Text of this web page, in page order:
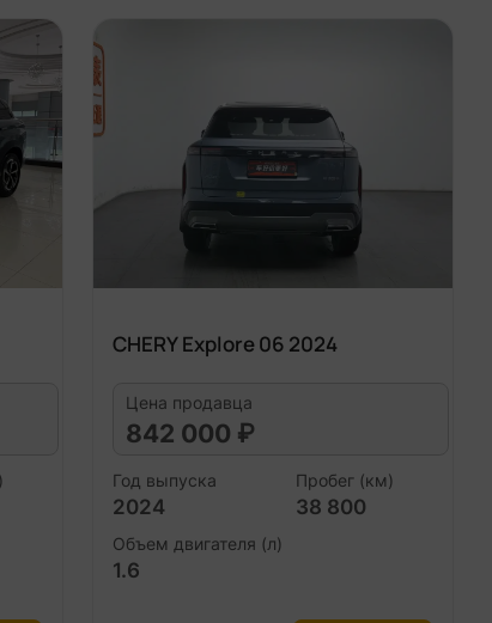
CHERY Explore 06 2024
Цена продавца
842 000 ₽
Год выпуска
2024
Пробег (км)
38 800
Объем двигателя (л)
1.6